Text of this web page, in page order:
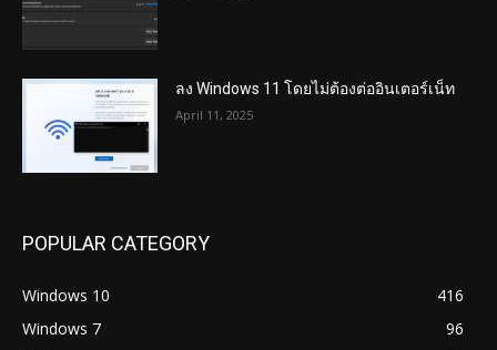
ลง Windows 11 โดยไม่ต้องต่ออินเตอร์เน็ท
April 11, 2025
POPULAR CATEGORY
Windows 10
416
Windows 7
96